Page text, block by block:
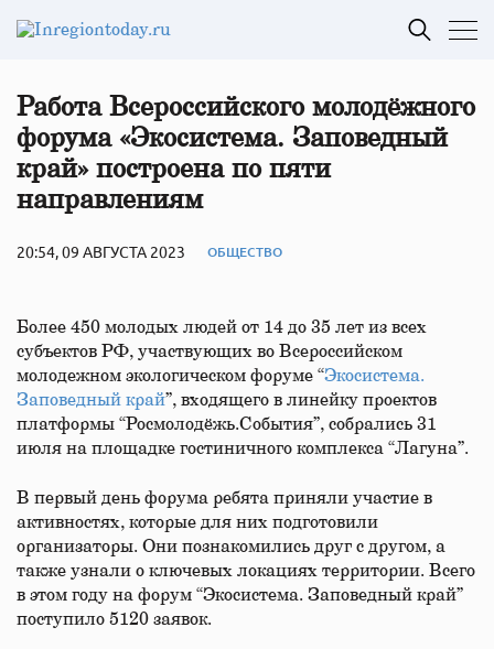
Работа Всероссийского молодёжного
форума «Экосистема. Заповедный
край» построена по пяти
направлениям
20:54, 09 АВГУСТА 2023 ОБЩЕСТВО
Более 450 молодых людей от 14 до 35 лет из всех
субъектов РФ, участвующих во Всероссийском
молодежном экологическом форуме “Экосистема.
Заповедный край”, входящего в линейку проектов
платформы “Росмолодёжь.События”, собрались 31
июля на площадке гостиничного комплекса “Лагуна”.
В первый день форума ребята приняли участие в
активностях, которые для них подготовили
организаторы. Они познакомились друг с другом, а
также узнали о ключевых локациях территории. Всего
в этом году на форум “Экосистема. Заповедный край”
поступило 5120 заявок.